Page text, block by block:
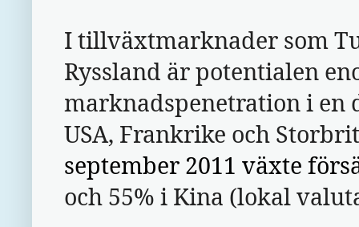
I tillväxtmarknader som
Ryssland är potentialen
marknadspenetration i en
USA, Frankrike och
september 2011 växte
och 55% i Kina (lokal